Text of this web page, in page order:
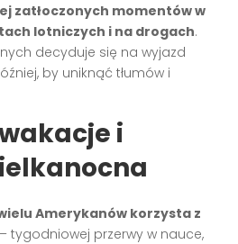
zatłoczonych momentów w
lotniczych i na drogach.
decyduje się na wyjazd
by uniknąć tłumów i
i
Amerykanów korzysta z
– tygodniowej przerwy w nauce,